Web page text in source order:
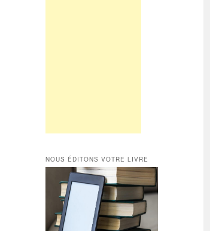
NOUS ÉDITONS VOTRE LIVRE